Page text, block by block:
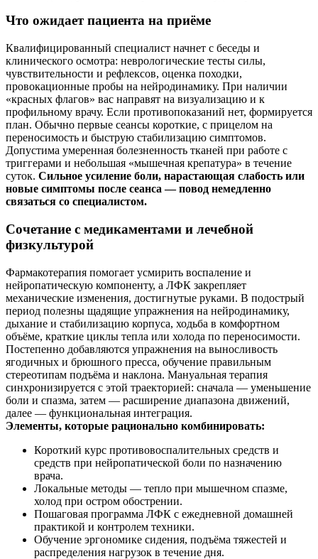
Что ожидает пациента на приёме
Квалифицированный специалист начнет с беседы и
клинического осмотра: неврологические тесты силы,
чувствительности и рефлексов, оценка походки,
провокационные пробы на нейродинамику. При наличии
«красных флагов» вас направят на визуализацию и к
профильному врачу. Если противопоказаний нет, формируется
план. Обычно первые сеансы короткие, с прицелом на
переносимость и быструю стабилизацию симптомов.
Допустима умеренная болезненность тканей при работе с
триггерами и небольшая «мышечная крепатура» в течение
суток. Сильное усиление боли, нарастающая слабость или
новые симптомы после сеанса — повод немедленно
связаться со специалистом.
Сочетание с медикаментами и лечебной
физкультурой
Фармакотерапия помогает усмирить воспаление и
нейропатическую компоненту, а ЛФК закрепляет
механические изменения, достигнутые руками. В подострый
период полезны щадящие упражнения на нейродинамику,
дыхание и стабилизацию корпуса, ходьба в комфортном
объёме, краткие циклы тепла или холода по переносимости.
Постепенно добавляются упражнения на выносливость
ягодичных и брюшного пресса, обучение правильным
стереотипам подъёма и наклона. Мануальная терапия
синхронизируется с этой траекторией: сначала — уменьшение
боли и спазма, затем — расширение диапазона движений,
далее — функциональная интеграция.
Элементы, которые рационально комбинировать:
Короткий курс противовоспалительных средств и
средств при нейропатической боли по назначению
врача.
Локальные методы — тепло при мышечном спазме,
холод при остром обострении.
Пошаговая программа ЛФК с ежедневной домашней
практикой и контролем техники.
Обучение эргономике сидения, подъёма тяжестей и
распределения нагрузок в течение дня.